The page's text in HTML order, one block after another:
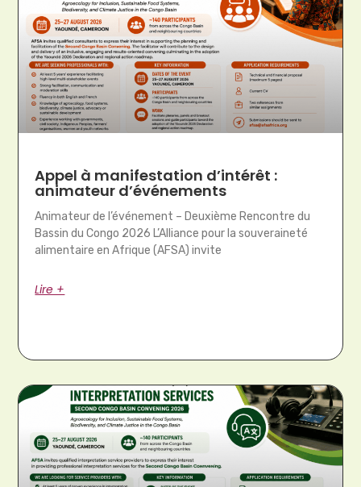
Appel à manifestation d’intérêt :
animateur d’événements
Animateur de l’événement – Deuxième Rencontre du
Bassin du Congo 2026 L’Alliance pour la souveraineté
alimentaire en Afrique (AFSA) invite
Lire +